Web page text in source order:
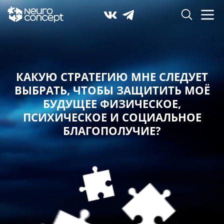
КАКУЮ СТРАТЕГИЮ МНЕ СЛЕДУЕТ
ВЫБРАТЬ,ЧТОБЫ ЗАЩИТИТЬ МОЁ
БУДУЩЕЕ ФИЗИЧЕСКОЕ,
ПСИХИЧЕСКОЕ И СОЦИАЛЬНОЕ
БЛАГОПОЛУЧИЕ?